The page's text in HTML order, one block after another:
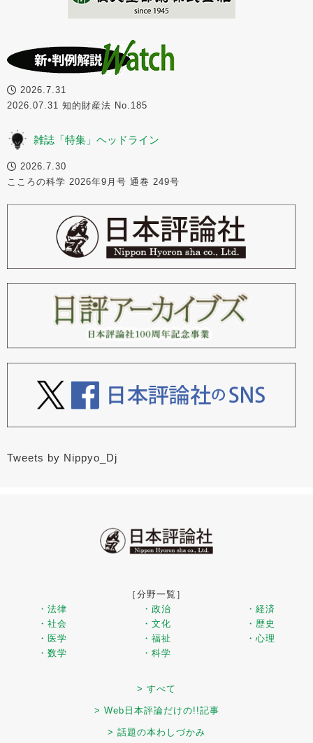
2026.7.31
2026.07.31 知的財産法 No.185
雑誌「特集」ヘッドライン
2026.7.30
こころの科学 2026年9月号 通巻 249号
Tweets by Nippyo_Dj
［分野一覧］
・法律
・政治
・経済
・社会
・文化
・歴史
・医学
・福祉
・心理
・数学
・科学
> すべて
> Web日本評論だけの!!記事
> 話題の本わしづかみ